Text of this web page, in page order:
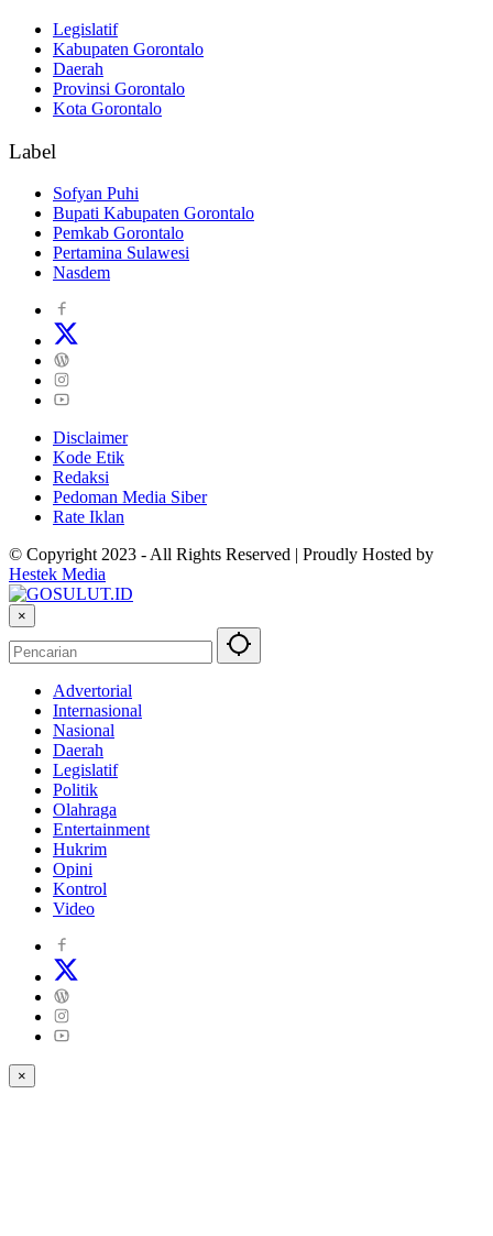
Legislatif
Kabupaten Gorontalo
Daerah
Provinsi Gorontalo
Kota Gorontalo
Label
Sofyan Puhi
Bupati Kabupaten Gorontalo
Pemkab Gorontalo
Pertamina Sulawesi
Nasdem
Disclaimer
Kode Etik
Redaksi
Pedoman Media Siber
Rate Iklan
© Copyright 2023 - All Rights Reserved | Proudly Hosted by
Hestek Media
×
Advertorial
Internasional
Nasional
Daerah
Legislatif
Politik
Olahraga
Entertainment
Hukrim
Opini
Kontrol
Video
×